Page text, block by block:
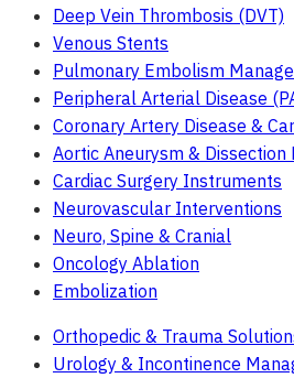
Deep Vein Thrombosis (DVT)
Venous Stents
Pulmonary Embolism
Peripheral Arterial Disease
Coronary Artery Disease &
Aortic Aneurysm & Dissection
Cardiac Surgery Instruments
Neurovascular Interventions
Neuro, Spine & Cranial
Oncology Ablation
Embolization
Orthopedic & Trauma
Urology & Incontinence